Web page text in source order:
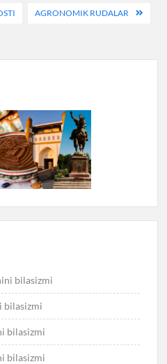
AGRONOMIK RUDALAR
bilasizmi
bilasizmi
bilasizmi
bilasizmi